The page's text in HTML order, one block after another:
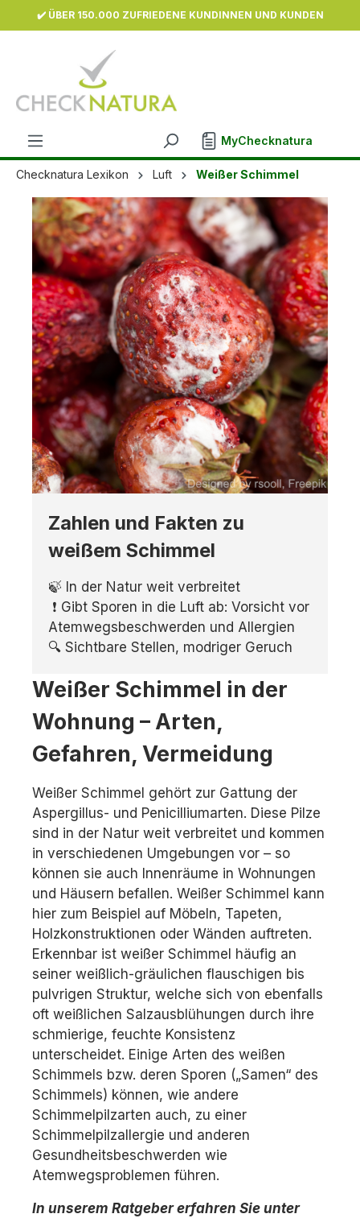
springen
✔️ ÜBER 150.000 ZUFRIEDENE KUNDINNEN UND KUNDEN
MyChecknatura
Checknatura Lexikon Luft Weißer Schimmel
Zahlen und Fakten zu
weißem Schimmel
🍃 In der Natur weit verbreitet
❗ Gibt Sporen in die Luft ab: Vorsicht vor
Atemwegsbeschwerden und Allergien
🔍 Sichtbare Stellen, modriger Geruch
Weißer Schimmel in der
Wohnung – Arten,
Gefahren, Vermeidung
Weißer Schimmel gehört zur Gattung der
Aspergillus- und Penicilliumarten. Diese Pilze
sind in der Natur weit verbreitet und kommen
in verschiedenen Umgebungen vor – so
können sie auch Innenräume in Wohnungen
und Häusern befallen. Weißer Schimmel kann
hier zum Beispiel auf Möbeln, Tapeten,
Holzkonstruktionen oder Wänden auftreten.
Erkennbar ist weißer Schimmel häufig an
seiner weißlich-gräulichen flauschigen bis
pulvrigen Struktur, welche sich von ebenfalls
oft weißlichen Salzausblühungen durch ihre
schmierige, feuchte Konsistenz
unterscheidet. Einige Arten des weißen
Schimmels bzw. deren Sporen („Samen“ des
Schimmels) können, wie andere
Schimmelpilzarten auch, zu einer
Schimmelpilzallergie und anderen
Gesundheitsbeschwerden wie
Atemwegsproblemen führen.
In unserem Ratgeber erfahren Sie unter